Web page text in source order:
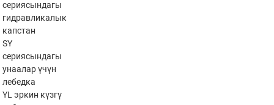
сериясындагы
гидравликалык
капстан
SY
сериясындагы
унаалар үчүн
лебедка
YL эркин күзгү